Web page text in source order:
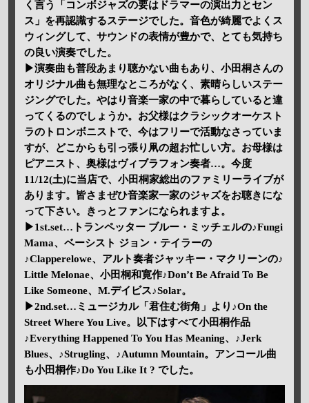
く言う「コンボジャズの要はドラマーの演出力とセン
ス」を再認識するステージでした。音色が綺麗でよくス
ウィングして、サウンドの表情が豊かで、とても気持ち
の良い演奏でした。
▶演奏曲も普段あまり聴かない曲もあり、小田桐さんの
オリジナル曲も無理なところがなく、素晴らしいステー
ジングでした。やはり音楽一家の中で暮らしていると違
ってくるのでしょうか。お父様はクラシックオーケスト
ラのトロンボニストで、今はフリーで活動なさっていま
すが、どこからも引っ張り凧の超お忙しい方。お母様は
ピアニスト、奥様はヴィブラフォン奏者…。今度
11/12(土)に当店で、小田桐家総出のファミリーライブが
あります。皆さまぜひ音楽家一家のジャズをお聴きにな
って下さい。きっとファンになられますよ。
▶1st.set…トランペッター ブルー・ミッチェルの♪Fungi
Mama、ベーシスト ジョン・テイラーの
♪Clapperelowe、アルト奏者ジャッキー・マクリーンの♪
Little Melonae、小田桐和寛作♪Don’t Be Afraid To Be
Like Someone、M.デイビス♪Solar。
▶2nd.set…ミュージカル「君住む街角」より♪On the
Street Where You Live。以下はすべて小田桐作品
♪Everything Happened To You Has Meaning、♪Jerk
Blues、♪Strugling、♪Autumn Mountain。アンコール曲
も小田桐作♪Do You Like It ? でした。